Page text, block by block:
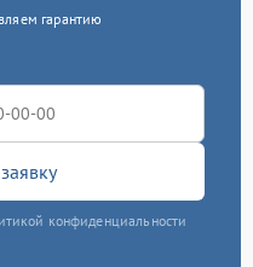
гарантию
конфиденциальности